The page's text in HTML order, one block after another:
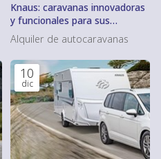
Knaus: caravanas innovadoras
y funcionales para sus
aventuras
Alquiler de autocaravanas
10
dic